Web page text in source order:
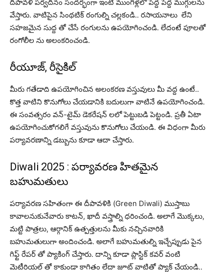
దీపావళి పర్వదినం సందర్భంగా ఇంటి ముంగిళ్లలో పెద్ద పెద్ద ముగ్గులను
వేస్తారు. వాటిపైన సింథటిక్‌ రంగుల్ని చల్లకండి.. రసాయనాలు ‌ లేని
సహజమైన సుద్ద తో చేసే రంగులను ఉపయోగించండి. లేదంటే పూలతో
రంగోలీల ను అలంకరించండి.
రీయూజ్, రీసైకిల్
మీరు గతేడాది ఉపయోగించిన అలంకరణ వస్తువులు మీ వద్ద ఉంటే..
కొత్త వాటిని కొనుగోలు చేయడానికి బదులుగా వాటినే ఉపయోగించండి.
ఈ సంవత్సరం వన్-టైమ్ డెకరేషన్ లలో పెట్టుబడి పెట్టండి. ప్రతీ ఏటా
ఉపయోగించుకోగలిగే వస్తువును కొనుగోలు చేయండి. ఈ విధంగా మీరు
పర్యావరణాన్ని డబ్బును కూడా ఆదా చేస్తారు.
Diwali 2025 : పర్యావరణ హితమైన
బహుమతులు
పర్యావరణ సహితంగా ఈ దీపావళికి (Green Diwali) ముస్తాబు
కావాలనుకునేవారు కాటన్‌, ఖాదీ వస్త్రాల్ని ధరించండి. అలాగే మొక్కలు,
మట్టి పాత్రలు, ఆర్గానిక్‌ ఉత్పత్తులను మీకు నచ్చినవారికి
బహుమతులుగా అందించండి. అలాగే బహుమతుల్ని ఇచ్చేప్పుడు పైన
గిఫ్ట్‌ రేపర్ తో ప్యాకింగ్‌ చేస్తారు. దాన్ని కూడా ప్లాస్టిక్ కవర్‌ వంటి
మెటీరియల్ తో కాకుండా కాగితం లేదా జూట్ వాటితో ప్యాక్ చేయండి..